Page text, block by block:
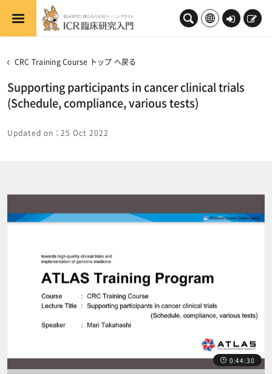
メインコンテンツへスキップする
ロ
新
CRC Training Course トップ へ戻る
Supporting participants in cancer clinical trials
(Schedule, compliance, various tests)
Updated on：25 Oct 2022
0:44:30